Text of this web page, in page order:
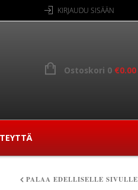
KIRJAUDU SISÄÄN
Ostoskori 0 €0.00
PALAA EDELLISELLE SIVULLE